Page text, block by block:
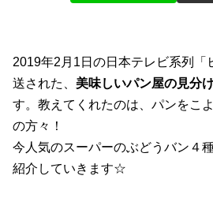
2019年2月1日の日本テレビ系列「
送された、 美味しいパン屋の見分
す。教えてくれたのは、パンをこ
の方々！
今人気のスーパーのぶどうバン４
紹介していきます☆